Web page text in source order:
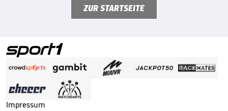
ZUR STARTSEITE
Impressum